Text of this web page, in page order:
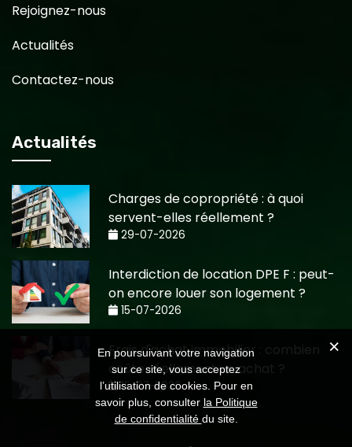
Rejoignez-nous
Actualités
Contactez-nous
Actualités
Charges de copropriété : à quoi
servent-elles réellement ?
29-07-2026
Interdiction de location DPE F : peut-
on encore louer son logement ?
15-07-2026
Frais d'achat immobilier : combien
coûte réellement un achat ?
15-07-2026
En poursuivant votre navigation
sur ce site, vous acceptez
l’utilisation de cookies. Pour en
savoir plus, consulter la Politique
de confidentialité du site.